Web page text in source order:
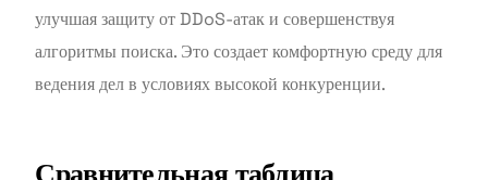
улучшая защиту от DDoS-атак и совершенствуя
алгоритмы поиска. Это создает комфортную среду для
ведения дел в условиях высокой конкуренции.